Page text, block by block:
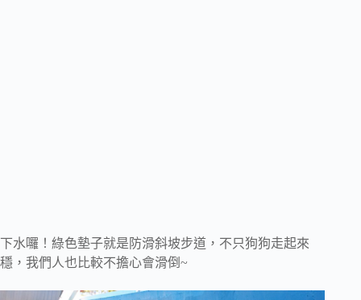
下水囉！綠色墊子就是防滑斜坡步道，不只狗狗走起來
穩，我們人也比較不擔心會滑倒~